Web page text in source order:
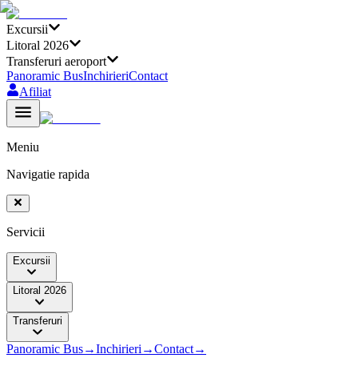
Excursii
Litoral 2026
Transferuri aeroport
Panoramic BusInchirieriContact
Afiliat
Meniu
Navigatie rapida
Servicii
Excursii
Litoral 2026
Transferuri
Panoramic Bus→Inchirieri →Contact→